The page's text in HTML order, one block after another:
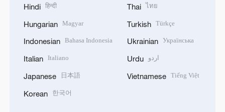
Hindi हिन्दी
Hungarian Magyar
Indonesian Bahasa Indonesia
Italian Italiano
Japanese 日本語
Korean 한국어
Thai ไทย
Turkish Türkçe
Ukrainian Українська
Urdu اردو
Vietnamese Tiếng Việt